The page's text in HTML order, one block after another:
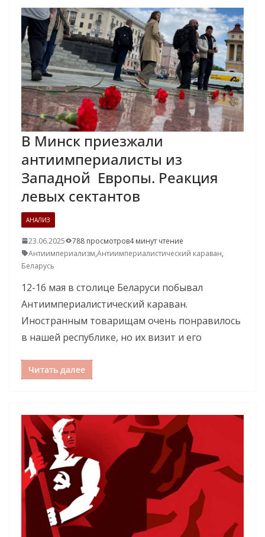
В Минск приезжали
антиимпериалисты из
Западной Европы. Реакция
левых сектантов
АНАЛИЗ
23.06.2025 788 просмотров4 минут чтение
Антиимпериализм,Антиимпериалистический караван,
Беларусь
12-16 мая в столице Беларуси побывал
Антиимпериалистический караван.
Иностранным товарищам очень понравилось
в нашей республике, но их визит и его
Читать далее